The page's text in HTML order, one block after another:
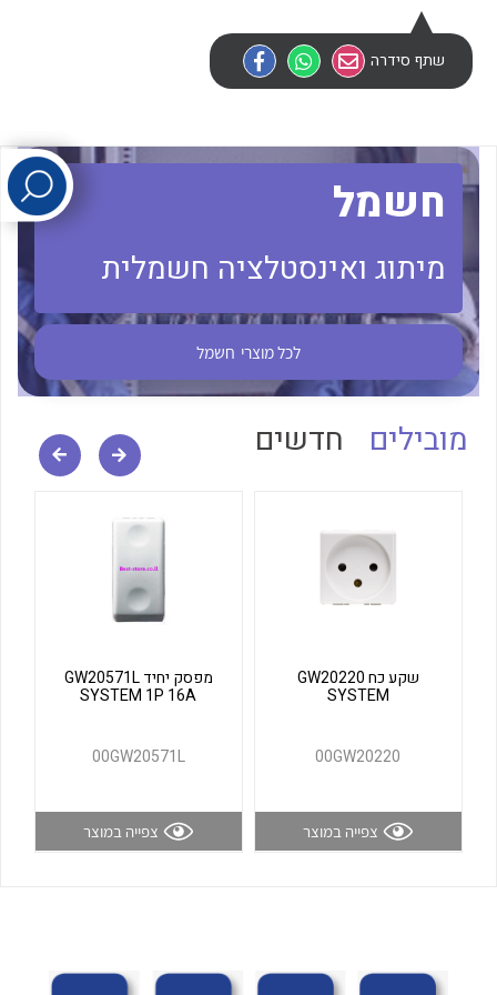
לכל מוצרי היצרן
לכל מוצרי היצרן לכל מוצרי היצרן
לכל מוצרי היצרן
שתף סידרה
חשמל
מיתוג ואינסטלציה חשמלית
לכל מוצרי חשמל
מובילים חדשים
שקע כח GW20220
SYSTEM
00GW20220
צפייה במוצר
מפסק יחיד GW20571L
SYSTEM 1P 16A
00GW20571L
צפייה במוצר